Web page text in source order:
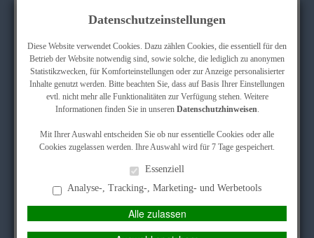
Erstinformation/ Impressum Datenschutz KUNDEN-LOGIN
Wir geben Ihnen den passenden
Datenschutzeinstellungen
Diese Website verwendet Cookies. Dazu zählen Cookies, die essentiell für den
Betrieb der Website notwendig sind, sowie solche, die lediglich zu anonymen
Statistikzwecken, für Komforteinstellungen oder zur Anzeige personalisierter
Inhalte genutzt werden. Bitte beachten Sie, dass auf Basis Ihrer Einstellungen
evtl. nicht mehr alle Funktionalitäten zur Verfügung stehen. Weitere
Informationen finden Sie in unseren Datenschutzhinweisen.
Mit Ihrer Auswahl entscheiden Sie ob nur essentielle Cookies oder alle
Cookies zugelassen werden. Ihre Auswahl wird für 7 Tage gespeichert.
Essenziell
Analyse-, Tracking-, Marketing- und Werbetools
Alle zulassen